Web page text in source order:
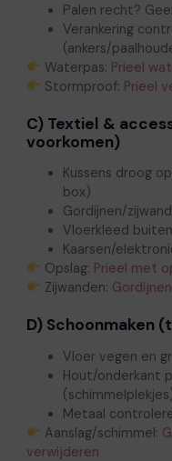
Palen recht?
Verankering
(ankers/
Waterpas: Prieel
Stormproof: Prieel
C) Textiel &
voorkomen)
Kussens droog
box)
Gordijnen/
Vloerkleed
Kaarsen/
Opslag: Prieel met
Zijwanden:
D) Schoonmaken
Vloer vegen en
Hout/onderkant
Metaal
Aanslag/schimmel:
verwijderen